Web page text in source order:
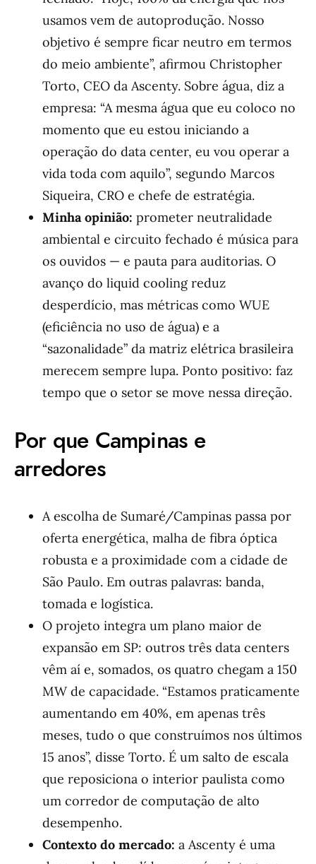
usamos vem de autoprodução. Nosso
objetivo é sempre ficar neutro em termos
do meio ambiente”, afirmou Christopher
Torto, CEO da Ascenty. Sobre água, diz a
empresa: “A mesma água que eu coloco no
momento que eu estou iniciando a
operação do data center, eu vou operar a
vida toda com aquilo”, segundo Marcos
Siqueira, CRO e chefe de estratégia.
Minha opinião: prometer neutralidade
ambiental e circuito fechado é música para
os ouvidos — e pauta para auditorias. O
avanço do liquid cooling reduz
desperdício, mas métricas como WUE
(eficiência no uso de água) e a
“sazonalidade” da matriz elétrica brasileira
merecem sempre lupa. Ponto positivo: faz
tempo que o setor se move nessa direção.
Por que Campinas e
arredores
A escolha de Sumaré/Campinas passa por
oferta energética, malha de fibra óptica
robusta e a proximidade com a cidade de
São Paulo. Em outras palavras: banda,
tomada e logística.
O projeto integra um plano maior de
expansão em SP: outros três data centers
vêm aí e, somados, os quatro chegam a 150
MW de capacidade. “Estamos praticamente
aumentando em 40%, em apenas três
meses, tudo o que construímos nos últimos
15 anos”, disse Torto. É um salto de escala
que reposiciona o interior paulista como
um corredor de computação de alto
desempenho.
Contexto do mercado: a Ascenty é uma